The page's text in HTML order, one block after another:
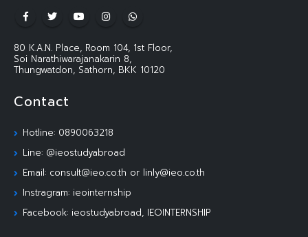
80 K.A.N. Place, Room 104, 1st Floor,
Soi Narathiwarajanakarin 8,
Thungwatdon, Sathorn, BKK 10120
Contact
Hotline: 0890063218
Line: @ieostudyabroad
Email: consult@ieo.co.th or linly@ieo.co.th
Instragram: ieointernship
Facebook: ieostudyabroad, IEOINTERNSHIP